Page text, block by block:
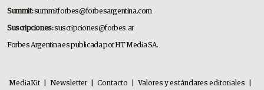
Summit:summitforbes@forbesargentina.com
Suscripciones:suscripciones@forbes.ar
Forbes Argentina es publicada por HT Media SA.
MediaKit Newsletter Contacto Valores y estándares editoriales